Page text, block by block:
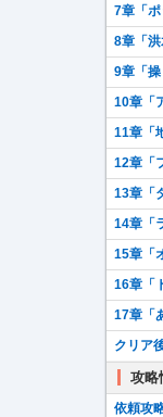
7章「ポ
8章「洪
9章「操
10章「
11章「
12章「
13章「
14章「
15章「
16章「
17章「
クリア
攻略
依頼攻